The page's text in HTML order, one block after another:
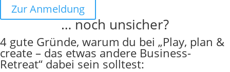
Zur Anmeldung
… noch unsicher?
4 gute Gründe, warum du bei „Play, plan &
create – das etwas andere Business-
Retreat“ dabei sein solltest: